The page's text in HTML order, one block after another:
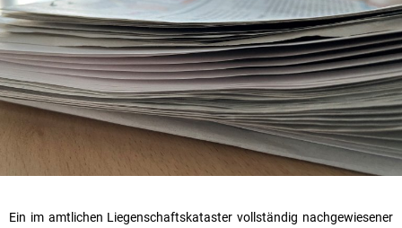
Ein im amtlichen Liegenschaftskataster vollständig nachgewiesener